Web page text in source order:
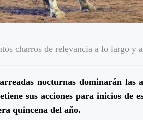
charros de relevancia a lo largo y
nocturnas dominarán
sus acciones para inicios de
quincena del año.